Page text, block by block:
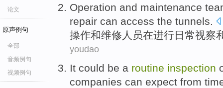
论文
原声例句
全部
音频例句
视频例句
Operation and maintenance
repair can access the tunnels.
操作和维修 人员在进行日常视察
youdao
It could be a routine inspection
companies can expect from